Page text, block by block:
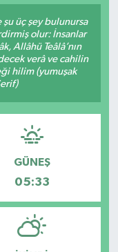
üç şey bulunursa
olur: İnsanlar
Allâhü Teâlâ’nın
verâ ve cahilin
hilim (yumuşak
GÜNEŞ
05:33